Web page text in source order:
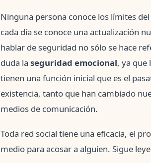
Ninguna persona conoce los límites
cada día se conoce una actualización
hablar de seguridad no sólo se hace
duda la seguridad emocional, ya que
tienen una función inicial que es el
existencia, tanto que han cambiado
medios de comunicación.
Toda red social tiene una eficacia, el
medio para acosar a alguien. Sigue